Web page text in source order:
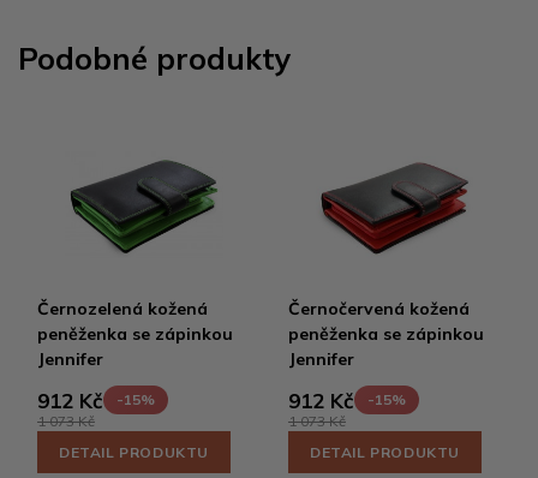
Podobné produkty
Černozelená kožená
peněženka se zápinkou
Jennifer
912 Kč
-15%
1 073 Kč
DETAIL PRODUKTU
Černočervená kožená
peněženka se zápinkou
Jennifer
912 Kč
-15%
1 073 Kč
DETAIL PRODUKTU